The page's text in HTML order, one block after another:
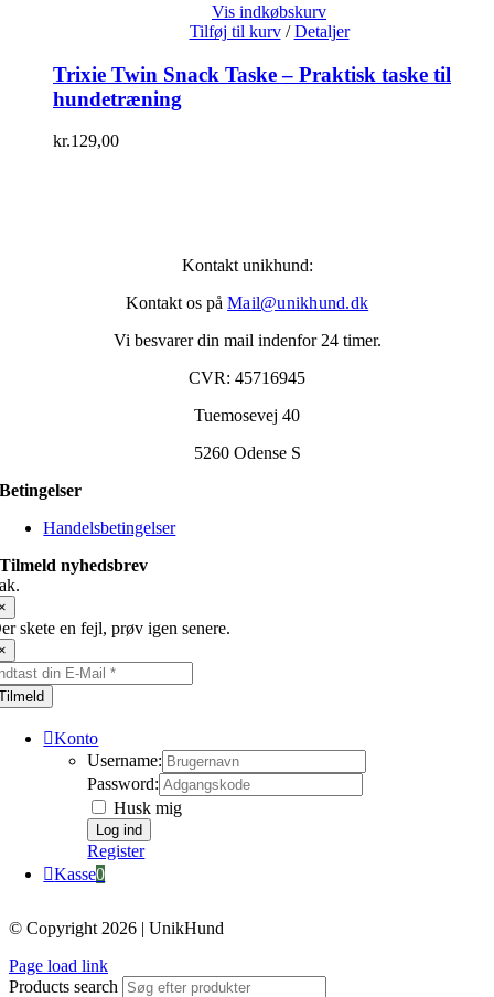
Vis indkøbskurv
Tilføj til kurv / Detaljer
Trixie Twin Snack Taske – Praktisk taske til
hundetræning
kr.129,00
Kontakt unikhund:
Kontakt os på Mail@unikhund.dk
Vi besvarer din mail indenfor 24 timer.
CVR: 45716945
Tuemosevej 40
5260 Odense S
Betingelser
Handelsbetingelser
Tilmeld nyhedsbrev
skete en fejl, prøv igen senere.
Konto
Username:
Password:
Husk mig
Register
Kasse0
© Copyright 2026 | UnikHund
Page load link
Products search